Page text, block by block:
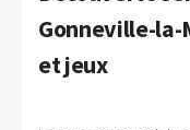
Gonneville-
et jeux